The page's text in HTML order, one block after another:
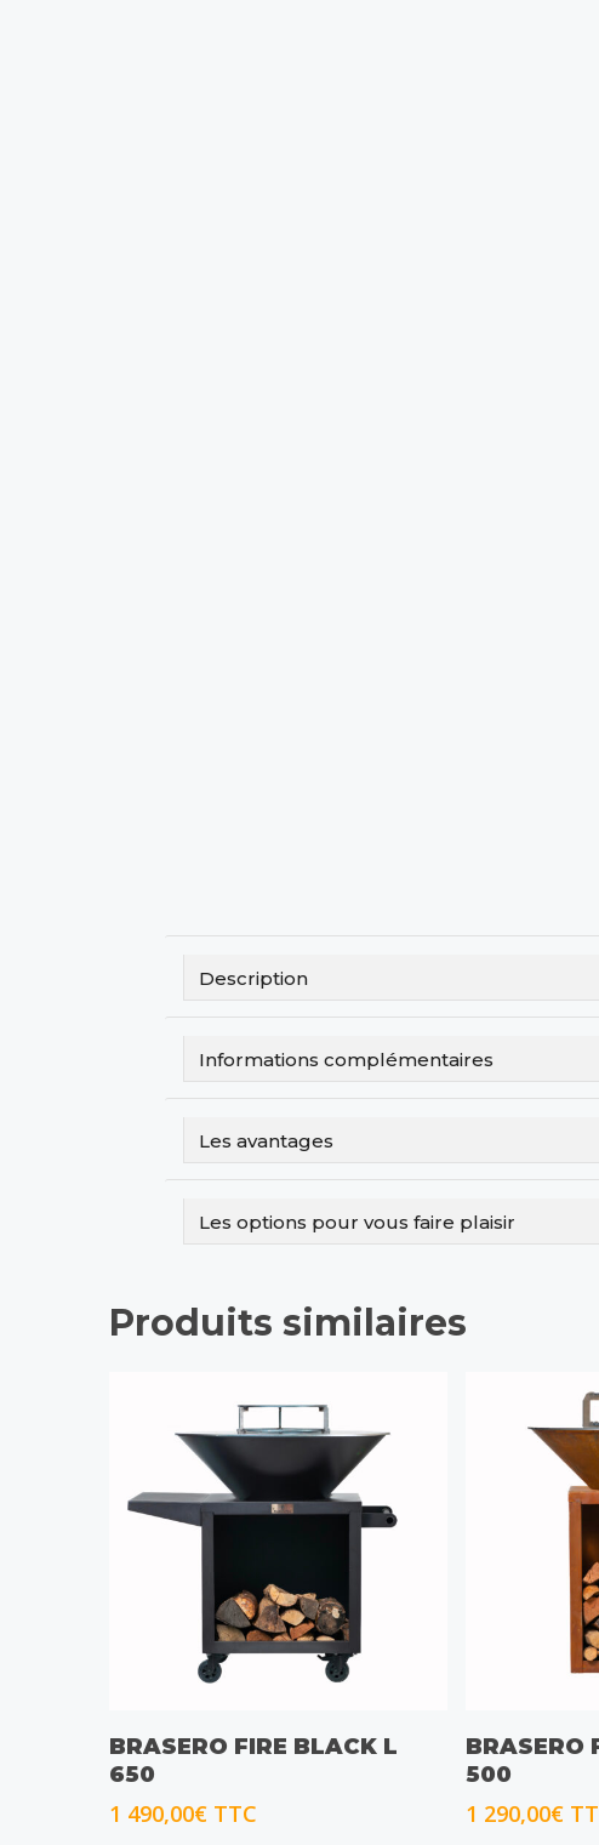
Description
Informations complémentaires
Les avantages
Les options pour vous faire plaisir
Produits similaires
CHOIX DES OPTIONS
BRASERO FIRE BLACK L
650
1 490,00€ TTC
CHOIX
BRASERO
500
1 290,00€